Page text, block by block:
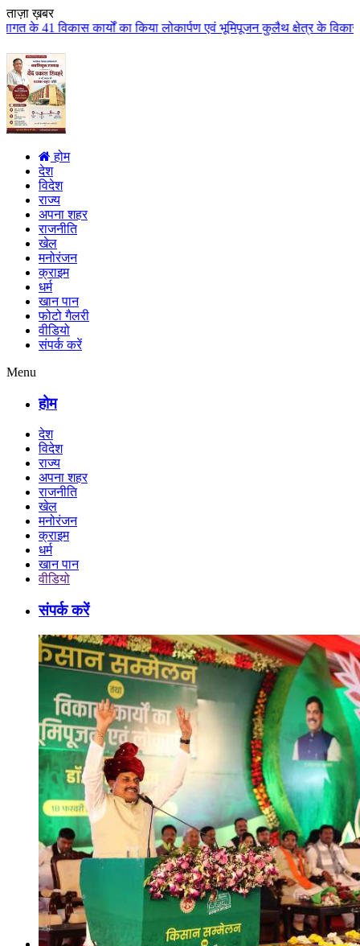
ताज़ा ख़बर
किया लोकार्पण एवं भूमिपूजन कुलैथ क्षेत्र के विकास के लिये की बड़ी-
होम
देश
विदेश
राज्य
अपना शहर
राजनीति
खेल
मनोरंजन
क्राइम
धर्म
खान पान
फोटो गैलरी
वीडियो
संपर्क करें
Menu
होम
देश
विदेश
राज्य
अपना शहर
राजनीति
खेल
मनोरंजन
क्राइम
धर्म
खान पान
वीडियो
संपर्क करें